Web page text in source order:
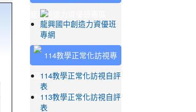
龍興創造力資優班專區
龍興國中創造力資優班
專網
114教學正常化訪視專區
114教學正常化訪視自評
表
113教學正常化訪視自評
表